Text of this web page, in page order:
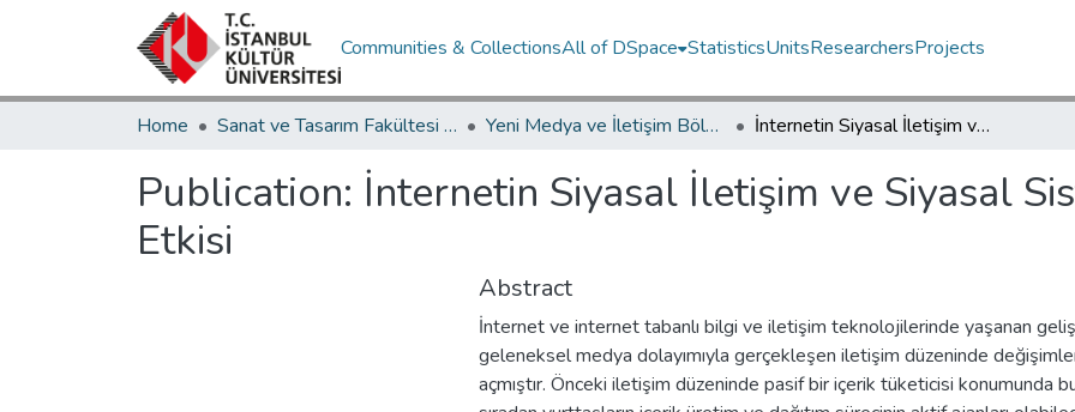
Communities & CollectionsAll of DSpace StatisticsUnitsResearchersProjects
Home Sanat ve Tasarım Fakültesi / Faculty of Art and Design Yeni Medya ve İletişim Bölümü / Department of New Media and Communication İnternetin Siyasal İletişim ve Siyasal Sistemler Üzerinde Etkisi
Publication: İnternetin Siyasal İletişim ve Siyasal
Etkisi
Abstract
İnternet ve internet tabanlı bilgi ve iletişim teknolojilerinde yaşanan
geleneksel medya dolayımıyla gerçekleşen iletişim düzeninde
açmıştır. Önceki iletişim düzeninde pasif bir içerik tüketicisi konumunda